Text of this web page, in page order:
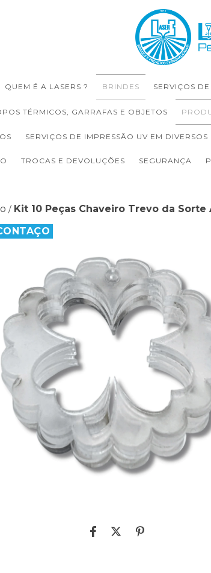
QUEM É A LASERS ? BRINDES SERVIÇOS
TÉRMICOS, GARRAFAS E OBJETOS
SERVIÇOS DE IMPRESSÃO UV EM DIVERSOS
TROCAS E DEVOLUÇÕES SEGURANÇA
/ Kit 10 Peças Chaveiro Trevo da Sorte